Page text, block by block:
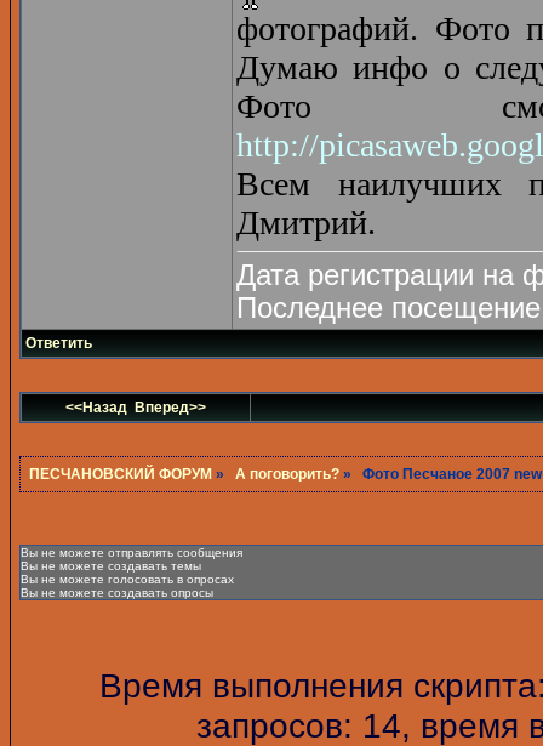
фотографий. Фото
Думаю инфо о
Фото
http://
Всем наилучших
Дмитрий.
Дата регистрации на
Последнее
Ответить
<<Назад Вперед>>
ПЕСЧАНОВСКИЙ ФОРУМ » А поговорить? » Фото Песчаное 2007
Вы не можете отправлять сообщения
Вы не можете создавать темы
Вы не можете голосовать в опросах
Вы не можете создавать опросы
Время выполнения
запросов: 14, время